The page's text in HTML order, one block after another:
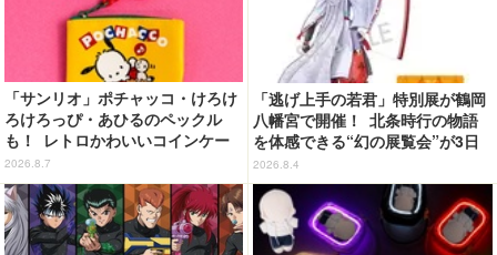
「サンリオ」ポチャッコ・けろけ
ろけろっぴ・あひるのペックル
も！ レトロかわいいコインケー
ス第2弾がカプセルトイに登場♪
2026.8.7
「逃げ上手の若君」特別展が鶴岡
八幡宮で開催！ 北条時行の物語
を体感できる“幻の展覧会”が3日
間限定で登場【8/28～30】
2026.8.4